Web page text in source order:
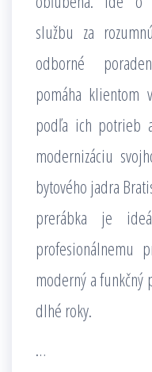
službu za
odborné
pomáha klientom
podľa ich potrieb
modernizáciu
bytového jadra
prerábka je
profesionálnemu
moderný a
dlhé roky.
…